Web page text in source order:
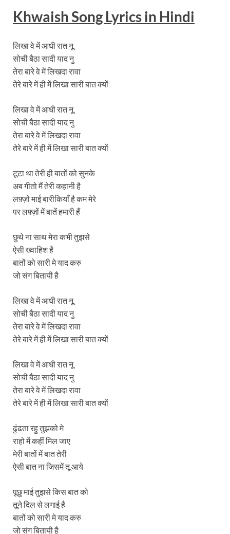
Khwaish Song Lyrics in Hindi
लिखा वे में आधी रात नू
सोची बैठा सादी याद नु
तेरा बारे वे में लिखदा रावा
तेरे बारे में ही में लिखा सारी बात क्यों
लिखा वे में आधी रात नू
सोची बैठा सादी याद नु
तेरा बारे वे में लिखदा रावा
तेरे बारे में ही में लिखा सारी बात क्यों
टूटा था तेरी ही बातों को सुनके
अब गीतो मैं तेरी कहानी है
लफ़्ज़ो माई बारीकियाँ है कम मेरे
पर लफ़्ज़ों में बातें हमारी हैं
छुथे ना साथ मेरा कभी तुझसे
ऐसी ख्वाहिश है
बातों को सारी मे याद करु
जो संग बितायी है
लिखा वे में आधी रात नू
सोची बैठा सादी याद नु
तेरा बारे वे में लिखदा रावा
तेरे बारे में ही में लिखा सारी बात क्यों
लिखा वे में आधी रात नू
सोची बैठा सादी याद नु
तेरा बारे वे में लिखदा रावा
तेरे बारे में ही में लिखा सारी बात क्यों
ढुंढता रहु तुझको मे
राहो में कहीं मिल जाए
मेरी बातों में बात तेरी
ऐसी बात ना जिसमें तू आये
पूछु माई तुझसे किस बात को
तूने दिल से लगाई है
बातों को सारी मे याद करु
जो संग बितायी है